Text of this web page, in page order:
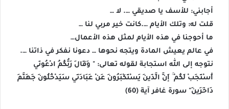
أجابني: للأسف يا صديقي …. لا …
قلت له: وتلك الأيام ….كانت خير مربي لنا …
ما أحوجنا في هذه الأيام لمثل هذه الأعمال…
في عالم يعيش المادة ويتجه نحوها … دعونا نفكر في ذاتنا ….
نتوجه إلى الله استجابة لقوله تعالى: " وَقَالَ رَبُّكُمُ ادْعُونِي
أَسْتَجِبْ لَكُمْ ۚ إِنَّ الَّذِينَ يَسْتَكْبِرُونَ عَنْ عِبَادَتِي سَيَدْخُلُونَ جَهَنَّمَ
دَاخِرِينَ" سورة غافر آية (60)